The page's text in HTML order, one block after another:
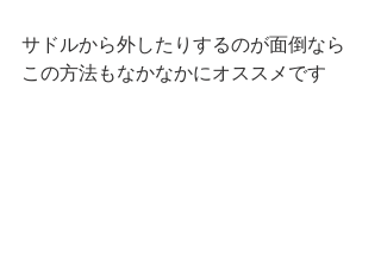
サドルから外したりするのが面倒なら
この方法もなかなかにオススメです